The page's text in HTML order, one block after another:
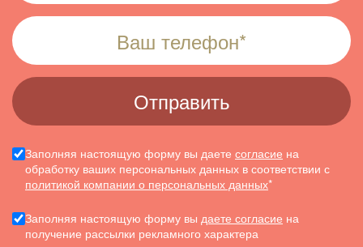
Заполняя настоящую форму вы даете согласие на
обработку ваших персональных данных в соответствии с
политикой компании о персональных данных*
Заполняя настоящую форму вы даете согласие на
получение рассылки рекламного характера